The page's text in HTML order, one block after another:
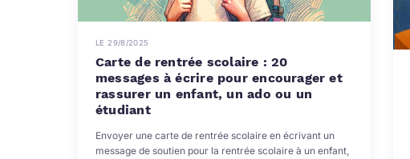
LE 29/8/2025
Carte de rentrée scolaire : 20
messages à écrire pour encourager et
rassurer un enfant, un ado ou un
étudiant
Envoyer une carte de rentrée scolaire en écrivant un
message de soutien pour la rentrée scolaire à un enfant,